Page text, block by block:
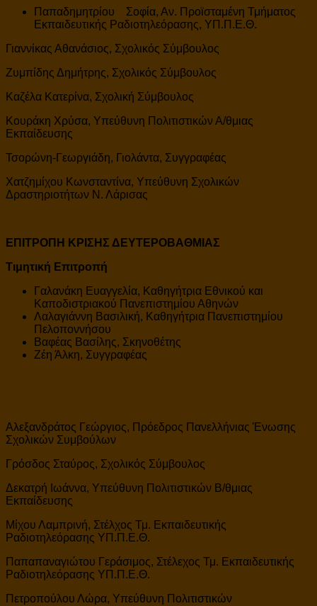
Παπαδημητρίου Σοφία, Αν. Προϊσταμένη Τμήματος
Εκπαιδευτικής Ραδιοτηλεόρασης, ΥΠ.Π.Ε.Θ.
Γιαννίκας Αθανάσιος, Σχολικός Σύμβουλος
Ζυμπίδης Δημήτρης, Σχολικός Σύμβουλος
Καζέλα Κατερίνα, Σχολική Σύμβουλος
Κουράκη Χρύσα, Υπεύθυνη Πολιτιστικών Α/θμιας
Εκπαίδευσης
Τσορώνη-Γεωργιάδη, Γιολάντα, Συγγραφέας
Χατζημίχου Κωνσταντίνα, Υπεύθυνη Σχολικών
Δραστηριοτήτων Ν. Λάρισας
ΕΠΙΤΡΟΠΗ ΚΡΙΣΗΣ ΔΕΥΤΕΡΟΒΑΘΜΙΑΣ
Τιμητική Επιτροπή
Γαλανάκη Ευαγγελία, Καθηγήτρια Εθνικού και
Καποδιστριακού Πανεπιστημίου Αθηνών
Λαλαγιάννη Βασιλική, Καθηγήτρια Πανεπιστημίου
Πελοποννήσου
Βαφέας Βασίλης, Σκηνοθέτης
Ζέη Άλκη, Συγγραφέας
Αλεξανδράτος Γεώργιος, Πρόεδρος Πανελλήνιας Ένωσης
Σχολικών Συμβούλων
Γρόσδος Σταύρος, Σχολικός Σύμβουλος
Δεκατρή Ιωάννα, Υπεύθυνη Πολιτιστικών Β/θμιας
Εκπαίδευσης
Μίχου Λαμπρινή, Στέλχος Τμ. Εκπαιδευτικής
Ραδιοτηλεόρασης ΥΠ.Π.Ε.Θ.
Παπαπαναγιώτου Γεράσιμος, Στέλεχος Τμ. Εκπαιδευτικής
Ραδιοτηλεόρασης ΥΠ.Π.Ε.Θ.
Πετροπούλου Λώρα, Υπεύθυνη Πολιτιστικών